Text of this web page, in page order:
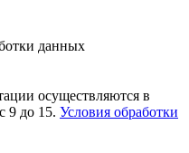
данных
осуществляются в
9 до 15. Условия обработки